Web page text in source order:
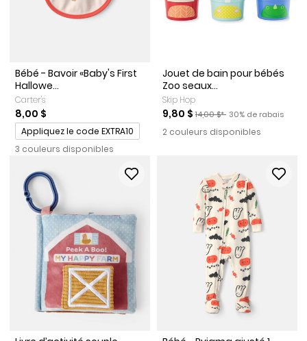
Bébé - Bavoir «Baby's First
Hallowe...
Carter's
8,00 $
Promotions
Appliquez le code EXTRA10
3 couleurs disponibles
Jouet de bain pour bébés
Zoo seaux...
Skip Hop
Prix de solde
9,80 $Prix ​​de détail suggéré par le
14,00 $* Pourcentage de
30% de rabais
2 couleurs disponibles